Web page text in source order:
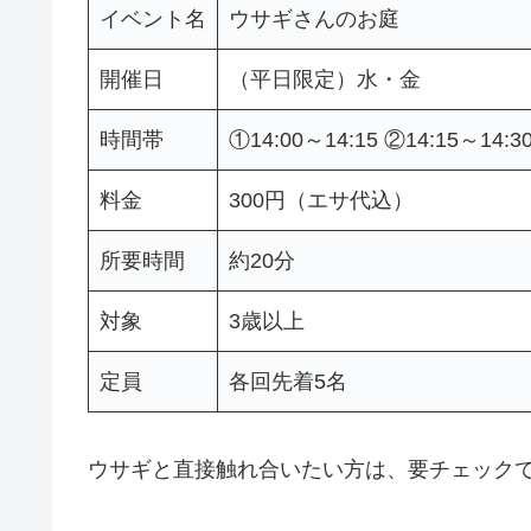
イベント名 ウサギさんのお庭
開催日 （平日限定）水・金
時間帯 ①14:00～14:15 ②14:15～
料金 300円（エサ代込）
所要時間 約20分
対象 3歳以上
定員 各回先着5名
ウサギと直接触れ合いたい方は、要チェックで